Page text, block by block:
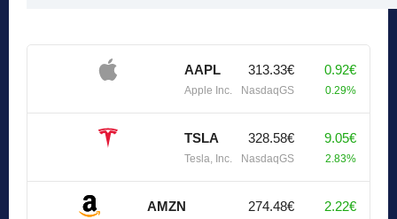
AAPL
Apple Inc.
313.33€
NasdaqGS
0.92€
0.29%
TSLA
Tesla, Inc.
328.58€
NasdaqGS
9.05€
2.83%
AMZN 274.48€ 2.22€